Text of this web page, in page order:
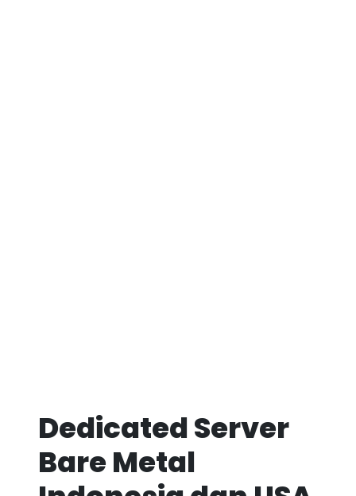
Dedicated Server
Bare Metal